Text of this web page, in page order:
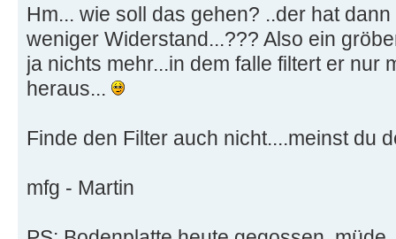
Hm... wie soll das gehen? ..der hat
weniger Widerstand...??? Also ein
ja nichts mehr...in dem falle filtert er nur
heraus...
Finde den Filter auch nicht....meinst du
mfg - Martin